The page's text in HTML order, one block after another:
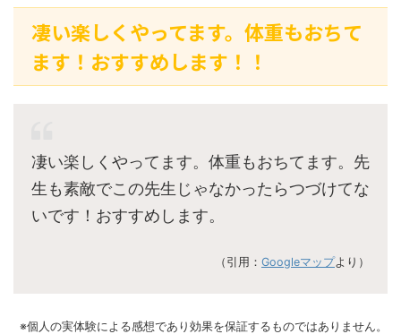
凄い楽しくやってます。体重もおちて
ます！おすすめします！！
凄い楽しくやってます。体重もおちてます。先
生も素敵でこの先生じゃなかったらつづけてな
いです！おすすめします。
（引用： Googleマップより）
※個人の実体験による感想であり効果を保証するものではありません。